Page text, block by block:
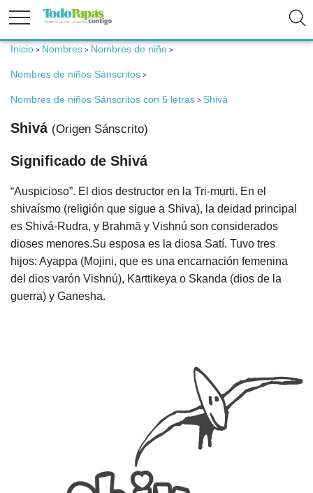
Fertilidad
Embarazo
Bebé
Padres
Calculadoras
Nombres
Inicio > Nombres > Nombres de niño >
Nombres de niños Sánscritos >
Nombres de niños Sánscritos con 5 letras > Shivá
Shivá (Origen Sánscrito)
Significado de Shivá
“Auspicioso”. El dios destructor en la Tri-murti. En el
shivaísmo (religión que sigue a Shiva), la deidad principal
es Shivá-Rudra, y Brahmā y Vishnú son considerados
dioses menores.Su esposa es la diosa Satí. Tuvo tres
hijos: Ayappa (Mojini, que es una encarnación femenina
del dios varón Vishnú), Kārttikeya o Skanda (dios de la
guerra) y Ganesha.